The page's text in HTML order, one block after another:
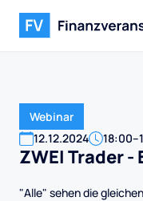
Webinar
12.12.2024 18:00–
ZWEI Trader -
"Alle" sehen die